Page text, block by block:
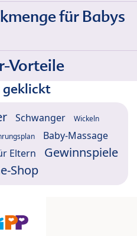
für Babys
Vorteile
geklickt
Schwanger Wickeln
Baby-Massage
Eltern
Gewinnspiele
Shop